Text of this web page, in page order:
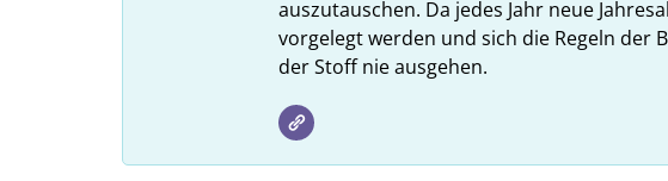
auszutauschen. Da jedes Jahr neue
vorgelegt werden und sich die Regeln der
der Stoff nie ausgehen.